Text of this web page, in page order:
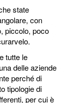
state
con
piccolo, poco
tutte le
delle aziende
perché di
tipologie di
per cui è